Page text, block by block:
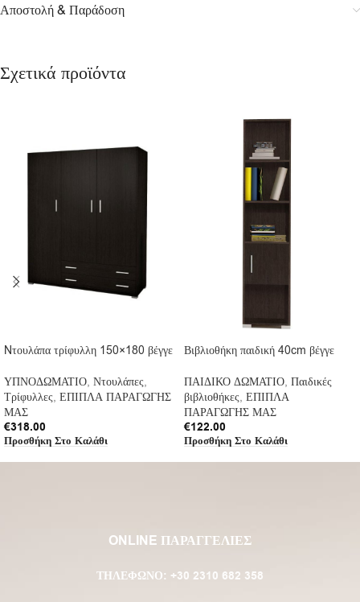
Αποστολή & Παράδοση
Σχετικά προϊόντα
Nτουλάπα τρίφυλλη 150×180 βέγγε
ΥΠΝΟΔΩΜΑΤΙΟ, Ντουλάπες,
Τρίφυλλες, ΕΠΙΠΛΑ ΠΑΡΑΓΩΓΗΣ
ΜΑΣ
€318.00
Προσθήκη Στο Καλάθι
Βιβλιοθήκη παιδική 40cm βέγγε
ΠΑΙΔΙΚΟ ΔΩΜΑΤΙΟ, Παιδικές
βιβλιοθήκες, ΕΠΙΠΛΑ
ΠΑΡΑΓΩΓΗΣ ΜΑΣ
€122.00
Προσθήκη Στο Καλάθι
ONLINE ΠΑΡΑΓΓΕΛΙΕΣ
ΤΗΛΈΦΩΝΟ: +30 2310 682 358